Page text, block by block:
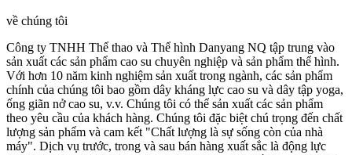
về chúng tôi
Công ty TNHH Thể thao và Thể hình Danyang NQ tập trung vào
sản xuất các sản phẩm cao su chuyên nghiệp và sản phẩm thể hình.
Với hơn 10 năm kinh nghiệm sản xuất trong ngành, các sản phẩm
chính của chúng tôi bao gồm dây kháng lực cao su và dây tập yoga,
ống giãn nở cao su, v.v. Chúng tôi có thể sản xuất các sản phẩm
theo yêu cầu của khách hàng. Chúng tôi đặc biệt chú trọng đến chất
lượng sản phẩm và cam kết "Chất lượng là sự sống còn của nhà
máy". Dịch vụ trước, trong và sau bán hàng xuất sắc là động lực